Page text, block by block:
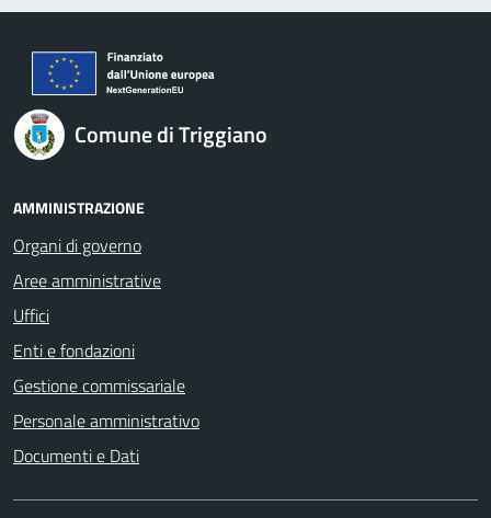
Comune di Triggiano
AMMINISTRAZIONE
Organi di governo
Aree amministrative
Uffici
Enti e fondazioni
Gestione commissariale
Personale amministrativo
Documenti e Dati